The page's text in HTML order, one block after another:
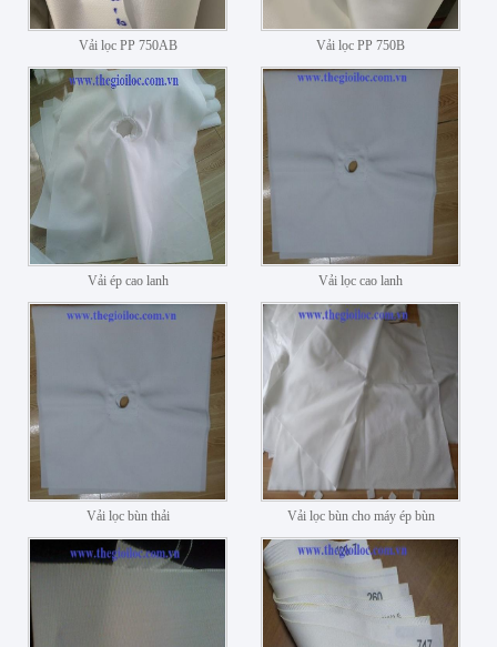
Vải lọc PP 750AB Vải lọc PP 750B
Vải ép cao lanh Vải lọc cao lanh
Vải lọc bùn thải Vải lọc bùn cho máy ép bùn